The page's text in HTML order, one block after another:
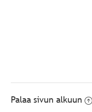
Palaa sivun alkuun